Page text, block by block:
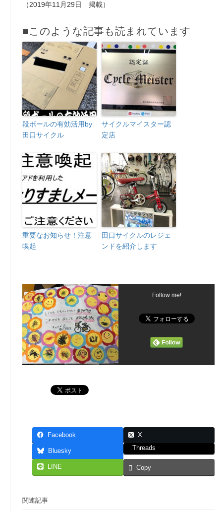
（2019年11月29日 掲載）
■このような記事も読まれています
段ボールの有効活用by
田口サイクル
サイクルマイスター認
定店
重要なお知らせ！注意
喚起
田口サイクルのレジェ
ンドを紹介します
Follow me!
Facebook X
Bluesky Threads
LINE Copy
関連記事